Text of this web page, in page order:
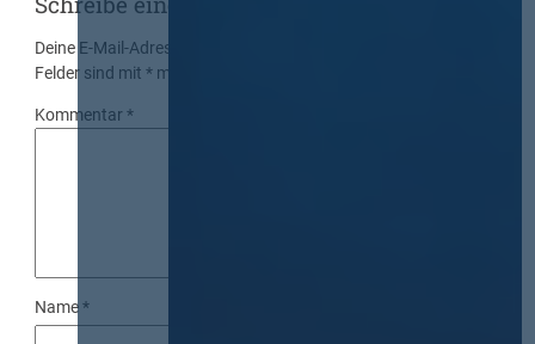
Deine E-Mail-Adresse wird nicht veröffentlicht.
Felder sind mit* markiert
Kommentar*
Name*